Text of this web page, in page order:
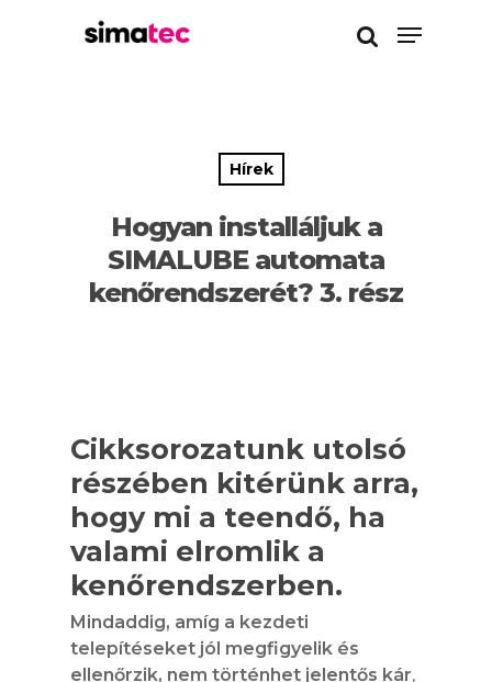
Hírek
Hogyan installáljuk a
SIMALUBE automata
kenőrendszerét? 3. rész
Cikksorozatunk utolsó
részében kitérünk arra,
hogy mi a teendő, ha
valami elromlik a
kenőrendszerben.
Mindaddig, amíg a kezdeti
telepítéseket jól megfigyelik és
ellenőrzik, nem történhet jelentős kár,